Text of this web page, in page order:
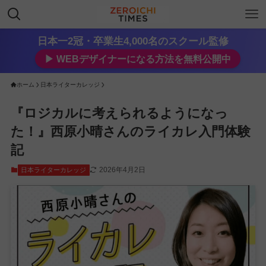
日本一2冠・卒業生4,000名のスクール監修
▶︎ WEBデザイナーになる方法を無料公開中
ホーム 日本ライターカレッジ
『ロジカルに考えられるようになっ
た！』西原小晴さんのライカレ入門体験
記
日本ライターカレッジ 2026年4月2日